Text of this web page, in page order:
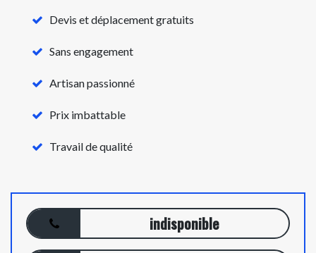
Devis et déplacement gratuits
Sans engagement
Artisan passionné
Prix imbattable
Travail de qualité
indisponible